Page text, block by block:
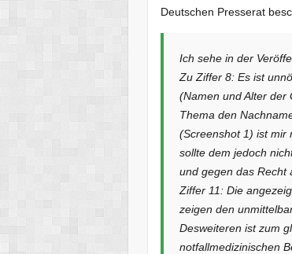
Deutschen Presserat
Ich sehe in der
Zu Ziffer 8: Es ist
(Namen und Alter der
Thema den
(Screenshot 1) ist mir
sollte dem jedoch
und gegen das Recht
Ziffer 11: Die
zeigen den
Desweiteren ist zum
notfallmedizinischen